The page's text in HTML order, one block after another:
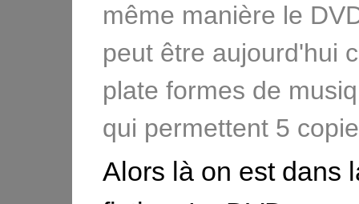
même manière le
peut être aujourd'hui
plate formes de
qui permettent 5
Alors là on est dans